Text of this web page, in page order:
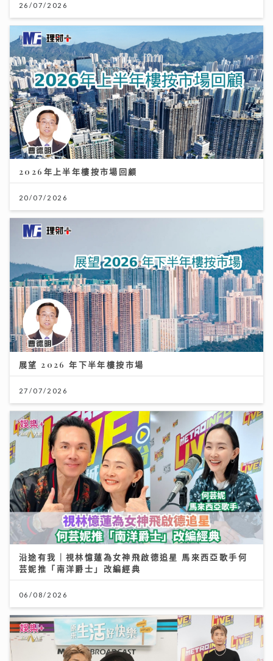
26/07/2026
2026年上半年樓按市場回顧
20/07/2026
展望 2026 年下半年樓按市場
27/07/2026
沿途有我｜視林憶蓮為女神飛啟德追星 馬來西亞歌手何
芸妮推「南洋爵士」改編經典
06/08/2026